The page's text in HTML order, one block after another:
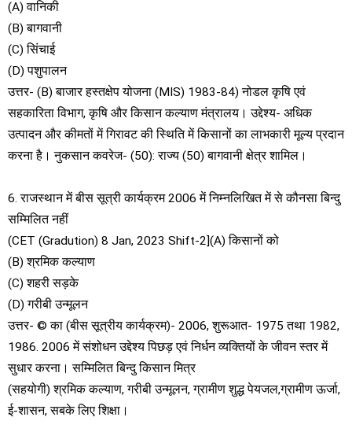
(A) वानिकी
(B) बागवानी
(C) सिंचाई
(D) पशुपालन
उत्तर- (B) बाजार हस्तक्षेप योजना (MIS) 1983-84) नोडल कृषि एवं
सहकारिता विभाग, कृषि और किसान कल्याण मंत्रालय। उद्देश्य- अधिक
उत्पादन और कीमतों में गिरावट की स्थिति में किसानों का लाभकारी मूल्य प्रदान
करना है। नुकसान कवरेज- (50): राज्य (50) बागवानी क्षेत्र शामिल।
6. राजस्थान में बीस सूत्री कार्यक्रम 2006 में निम्नलिखित में से कौनसा बिन्दु
सम्मिलित नहीं
(CET (Gradution) 8 Jan, 2023 Shift-2](A) किसानों को
(B) श्रमिक कल्याण
(C) शहरी सड़के
(D) गरीबी उन्मूलन
उत्तर- © का (बीस सूत्रीय कार्यक्रम)- 2006, शुरूआत- 1975 तथा 1982,
1986. 2006 में संशोधन उद्देश्य पिछड़ एवं निर्धन व्यक्तियों के जीवन स्तर में
सुधार करना। सम्मिलित बिन्दु किसान मित्र
(सहयोगी) श्रमिक कल्याण, गरीबी उन्मूलन, ग्रामीण शुद्ध पेयजल,ग्रामीण ऊर्जा,
ई-शासन, सबके लिए शिक्षा।